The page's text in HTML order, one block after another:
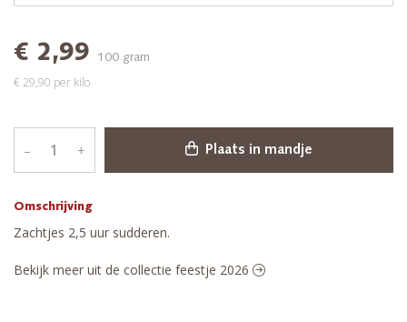
Omschrijving
Zachtjes 2,5 uur sudderen.
€ 2,99 100 gram
€ 29,90 per kilo
– + Plaats in mandje
Bekijk meer uit de collectie feestje 2026